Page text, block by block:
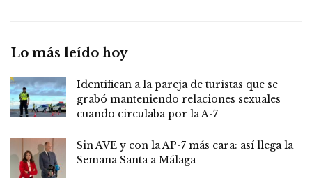
Lo más leído hoy
Identifican a la pareja de turistas que se
grabó manteniendo relaciones sexuales
cuando circulaba por la A-7
Sin AVE y con la AP-7 más cara: así llega la
Semana Santa a Málaga